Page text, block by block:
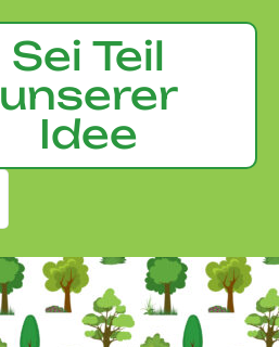
Sei Teil
unserer
Idee